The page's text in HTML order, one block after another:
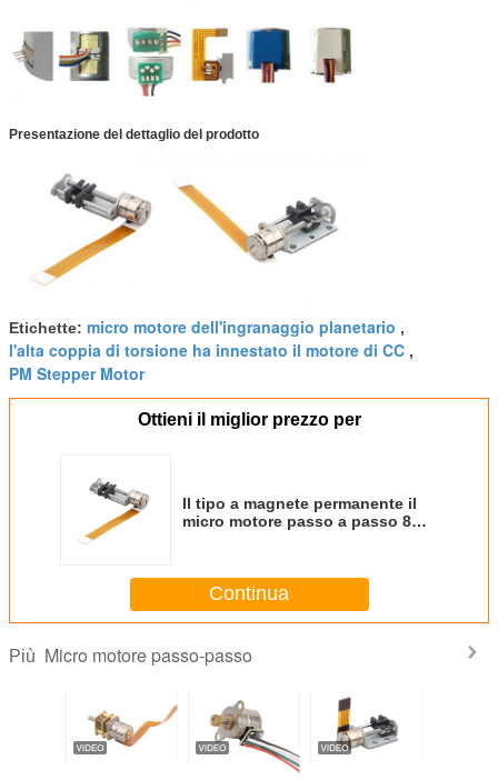
Presentazione del dettaglio del prodotto
Etichette: micro motore dell'ingranaggio planetario ,
l'alta coppia di torsione ha innestato il motore di CC ,
PM Stepper Motor
Ottieni il miglior prezzo per
Il tipo a magnete permanente il
micro motore passo a passo 8mm
Continua
Più Micro motore passo-passo